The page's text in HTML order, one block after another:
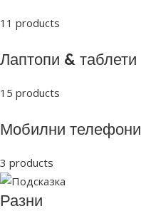
11 products
Лаптопи & таблети
15 products
Мобилни телефони
3 products
Разни